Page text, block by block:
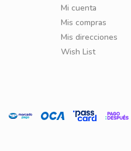
Mi cuenta
Mis compras
Mis direcciones
Wish List